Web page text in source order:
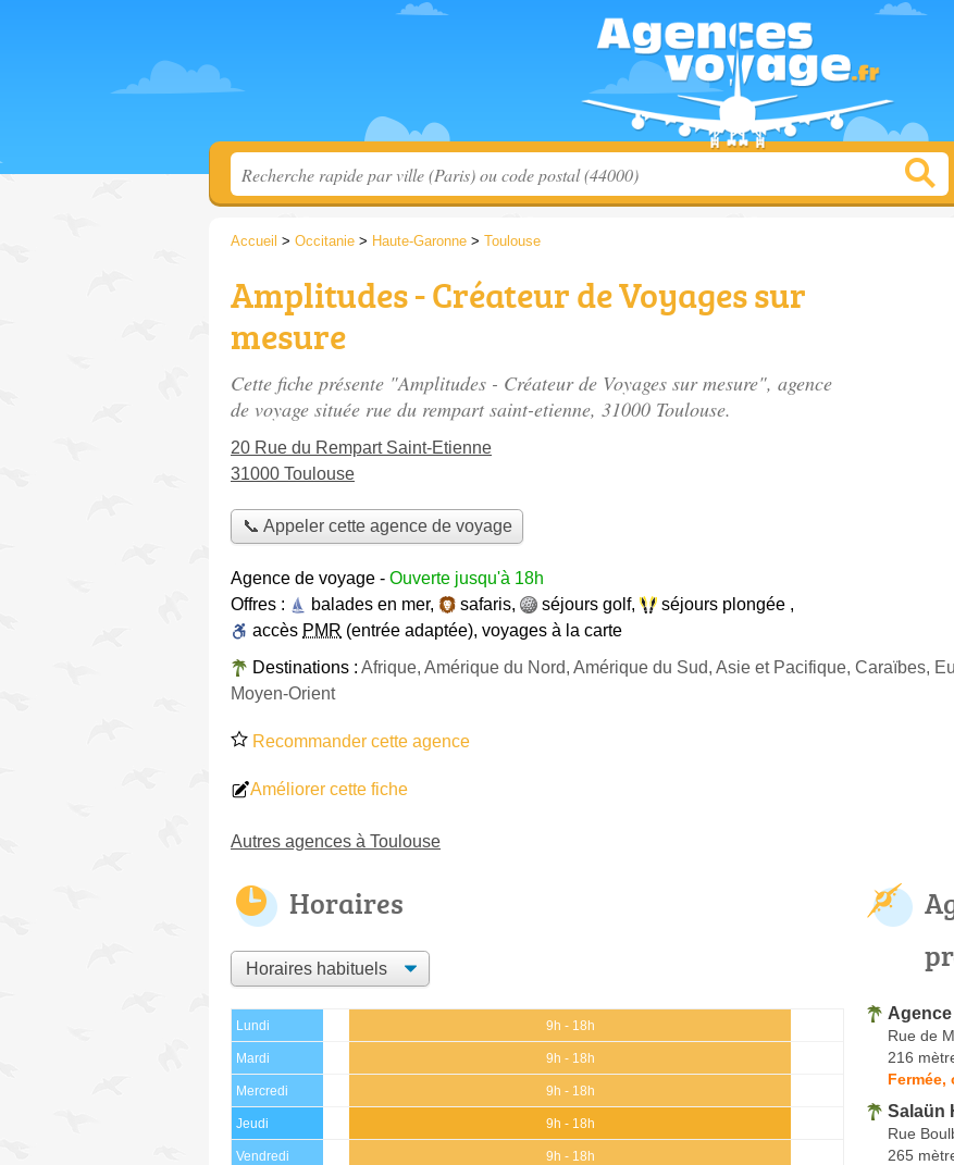
Accueil > Occitanie > Haute-Garonne > Toulouse
Amplitudes - Créateur de Voyages sur
mesure
Cette fiche présente "Amplitudes - Créateur de Voyages sur mesure", agence
de voyage située rue du rempart saint-etienne, 31000 Toulouse.
20 Rue du Rempart Saint-Etienne
31000 Toulouse
📞 Appeler cette agence de voyage
Agence de voyage - Ouverte jusqu'à 18h
Offres :
balades en mer, safaris, séjours golf, séjours plongée ,
accès PMR (entrée adaptée), voyages à la carte
Destinations : Afrique, Amérique du Nord, Amérique du Sud, Asie et Pacifique, Caraïbes,
Moyen-Orient
Recommander cette agence
Améliorer cette fiche
Autres agences à Toulouse
Horaires
Lundi 9h - 18h
Mardi 9h - 18h
Mercredi 9h - 18h
Jeudi 9h - 18h
Vendredi 9h - 18h
Rue de
216
Fermée,
Salaün
Rue
265